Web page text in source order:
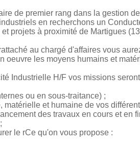
de premier rang dans la gestion
en recherchons un
projets à proximité de Martigues
au chargé d'affaires vous
oeuvre les moyens humains et
Industrielle H/F vos missions
ou en sous-traitance) ;
et humaine de vos
des travaux en cours et en
le rCe qu'on vous propose :